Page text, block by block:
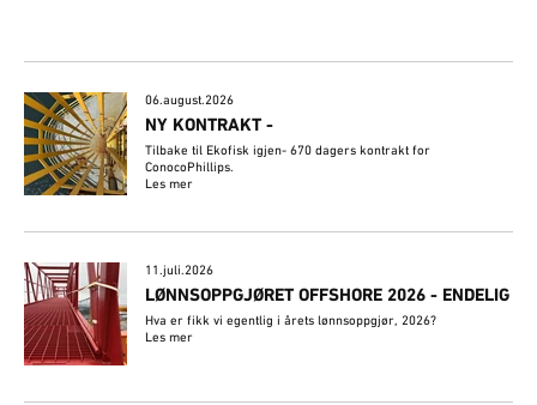
06.august.2026
NY KONTRAKT -
Tilbake til Ekofisk igjen- 670 dagers kontrakt for
ConocoPhillips.
Les mer
11.juli.2026
LØNNSOPPGJØRET OFFSHORE 2026 - ENDELIG
Hva er fikk vi egentlig i årets lønnsoppgjør, 2026?
Les mer